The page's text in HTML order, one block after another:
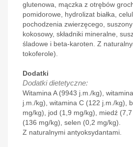
glutenowa, mączka z otrębów
pomidorowe, hydrolizat białka,
pochodzenia zwierzęcego,
kokosowy, składniki mineralne,
śladowe i beta-karoten. Z
tokoferole).
Dodatki
Dodatki dietetyczne:
Witamina A (9943 j.m./kg),
j.m./kg), witamina C (122 j.m./kg),
mg/kg), jod (1,9 mg/kg), miedź
(136 mg/kg), selen (0,2 mg/kg).
Z naturalnymi antyoksydantami.